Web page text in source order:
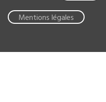
Mentions légales